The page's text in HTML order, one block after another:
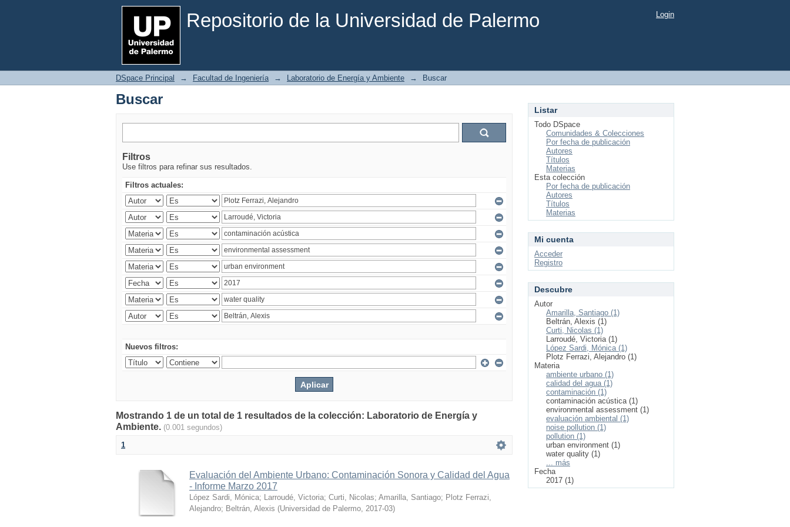
Repositorio de la Universidad de Palermo
Buscar Login
DSpace Principal → Facultad de Ingeniería → Laboratorio de Energía y Ambiente → Buscar
Buscar
Filtros
Use filtros para refinar sus resultados.
Filtros actuales:
Nuevos filtros:
Mostrando 1 de un total de 1 resultados de la colección: Laboratorio de Energía y
Ambiente. (0.001 segundos)
1
Evaluación del Ambiente Urbano: Contaminación Sonora y Calidad del Agua
- Informe Marzo 2017
López Sardi, Mónica; Larroudé, Victoria; Curti, Nicolas; Amarilla, Santiago; Plotz Ferrazi,
Alejandro; Beltrán, Alexis (Universidad de Palermo, 2017-03)
Listar
Todo DSpace
Comunidades & Colecciones
Por fecha de publicación
Autores
Títulos
Materias
Esta colección
Por fecha de publicación
Autores
Títulos
Materias
Mi cuenta
Acceder
Registro
Descubre
Autor
Amarilla, Santiago (1)
Beltrán, Alexis (1)
Curti, Nicolas (1)
Larroudé, Victoria (1)
López Sardi, Mónica (1)
Plotz Ferrazi, Alejandro (1)
Materia
ambiente urbano (1)
calidad del agua (1)
contaminación (1)
contaminación acústica (1)
environmental assessment (1)
evaluación ambiental (1)
noise pollution (1)
pollution (1)
urban environment (1)
water quality (1)
... más
Fecha
2017 (1)